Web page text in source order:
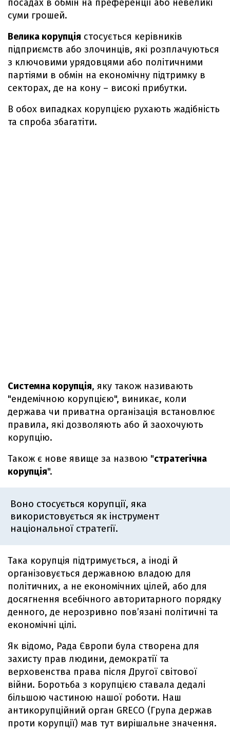
посадах в обмін на преференції або невеликі
суми грошей.
Велика корупція стосується керівників
підприємств або злочинців, які розплачуються
з ключовими урядовцями або політичними
партіями в обмін на економічну підтримку в
секторах, де на кону – високі прибутки.
В обох випадках корупцією рухають жадібність
та спроба збагатіти.
Системна корупція, яку також називають
"ендемічною корупцією", виникає, коли
держава чи приватна організація встановлює
правила, які дозволяють або й заохочують
корупцію.
Також є нове явище за назвою "стратегічна
корупція".
Воно стосується корупції, яка
використовується як інструмент
національної стратегії.
Така корупція підтримується, а іноді й
організовується державною владою для
політичних, а не економічних цілей, або для
досягнення всебічного авторитарного порядку
денного, де нерозривно пов’язані політичні та
економічні цілі.
Як відомо, Рада Європи була створена для
захисту прав людини, демократії та
верховенства права після Другої світової
війни. Боротьба з корупцією ставала дедалі
більшою частиною нашої роботи. Наш
антикорупційний орган GRECO (Група держав
проти корупції) мав тут вирішальне значення.